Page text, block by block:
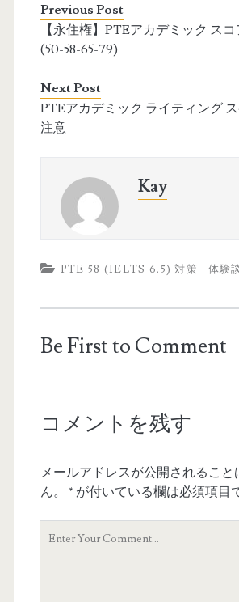
Previous Post
【永住権】PTEアカデミック ス
(50-58-65-79)
Next Post
PTEアカデミック ライティング
注意
Kay
PTE 58 (IELTS 6.5) 対策 体験
Be First to Comment
コメントを残す
メールアドレスが公開されること
ん。
*が付いている欄は必須項目